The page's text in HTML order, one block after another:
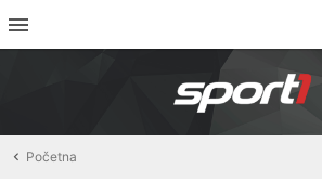
Početna